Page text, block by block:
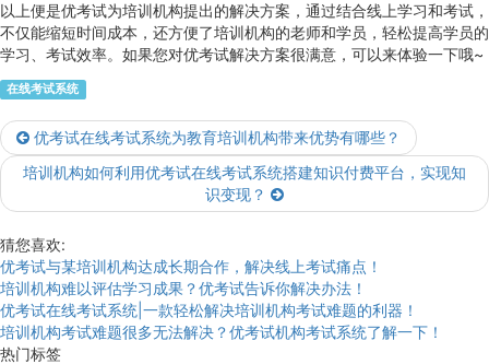
以上便是优考试为培训机构提出的解决方案，通过结合线上学习和考试，
不仅能缩短时间成本，还方便了培训机构的老师和学员，轻松提高学员的
学习、考试效率。如果您对优考试解决方案很满意，可以来体验一下哦~
在线考试系统
优考试在线考试系统为教育培训机构带来优势有哪些？
培训机构如何利用优考试在线考试系统搭建知识付费平台，实现知
识变现？
猜您喜欢:
优考试与某培训机构达成长期合作，解决线上考试痛点！
培训机构难以评估学习成果？优考试告诉你解决办法！
优考试在线考试系统|一款轻松解决培训机构考试难题的利器！
培训机构考试难题很多无法解决？优考试机构考试系统了解一下！
热门标签